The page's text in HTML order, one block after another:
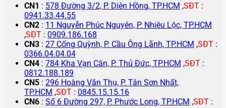
CN1 : 578 Đường 3/2, P. Diên Hồng, TP.HCM ,SĐT :
0941.33.44.55
CN2 : 11 Nguyễn Phúc Nguyên, P. Nhiêu Lộc, TP.HCM
,SĐT : 0909.186.168
CN3 : 27 Cống Quỳnh, P. Cầu Ông Lãnh, TP.HCM ,SĐT :
0366.04.04.04
CN4 : 784 Kha Vạn Cân, P. Thủ Đức, TP.HCM ,SĐT :
0812.188.189
CN5 : 296 Hoàng Văn Thụ, P. Tân Sơn Nhất,
TP.HCM ,SĐT : 0845.15.15.16
CN6 : Số 6 Đường 297, P. Phước Long, TP.HCM ,SĐT :